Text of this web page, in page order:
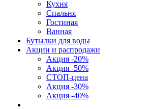
Кухня
Спальня
Гостиная
Ванная
Бутылки для воды
Акции и распродажи
Акция -20%
Акция -50%
СТОП-цена
Акция -30%
Акция -40%